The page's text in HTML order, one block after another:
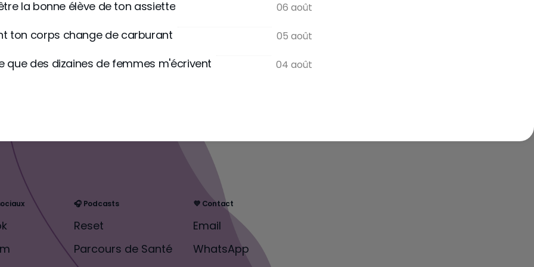
la bonne élève de ton assiette 06 août
ton corps change de carburant 05 août
que des dizaines de femmes m'écrivent 04 août
🎧 Podcasts
Reset
Parcours de Santé
💜 Contact
Email
WhatsApp